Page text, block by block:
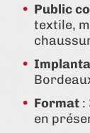
Public
textile,
Format :
en